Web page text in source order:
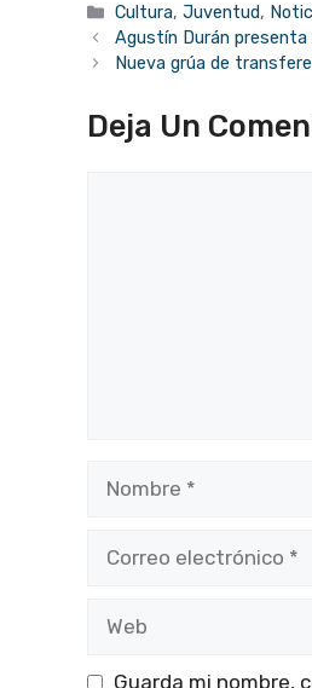
Categorías
Cultura,Juventud,
Agustín Durán presenta
Nueva grúa de
Deja Un
electrónico
Guarda mi nombre,